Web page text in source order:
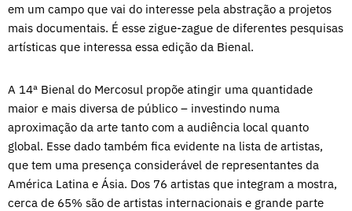
em um campo que vai do interesse pela abstração a projetos
mais documentais. É esse zigue-zague de diferentes pesquisas
artísticas que interessa essa edição da Bienal.
A 14ª Bienal do Mercosul propõe atingir uma quantidade
maior e mais diversa de público – investindo numa
aproximação da arte tanto com a audiência local quanto
global. Esse dado também fica evidente na lista de artistas,
que tem uma presença considerável de representantes da
América Latina e Ásia. Dos 76 artistas que integram a mostra,
cerca de 65% são de artistas internacionais e grande parte